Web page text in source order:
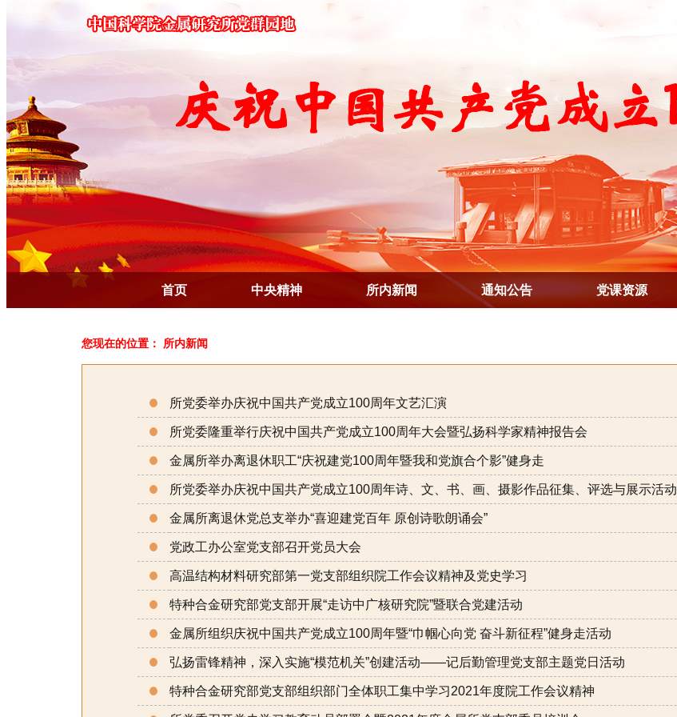
首页 中央精神 所内新闻 通知公告 党课资源
您现在的位置： 所内新闻
所党委举办庆祝中国共产党成立100周年文艺汇演
所党委隆重举行庆祝中国共产党成立100周年大会暨弘扬科学家精神报告会
金属所举办离退休职工“庆祝建党100周年暨我和党旗合个影”健身走
所党委举办庆祝中国共产党成立100周年诗、文、书、画、摄影作品征集、评选与展示活动
金属所离退休党总支举办“喜迎建党百年 原创诗歌朗诵会”
党政工办公室党支部召开党员大会
高温结构材料研究部第一党支部组织院工作会议精神及党史学习
特种合金研究部党支部开展“走访中广核研究院”暨联合党建活动
金属所组织庆祝中国共产党成立100周年暨“巾帼心向党 奋斗新征程”健身走活动
弘扬雷锋精神，深入实施“模范机关”创建活动——记后勤管理党支部主题党日活动
特种合金研究部党支部组织部门全体职工集中学习2021年度院工作会议精神